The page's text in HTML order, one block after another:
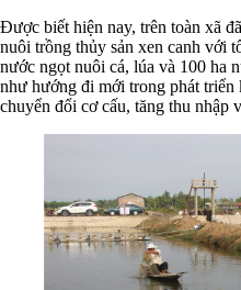
Được biết hiện nay, trên toàn xã
nuôi trồng thủy sản xen canh với
nước ngọt nuôi cá, lúa và 100 ha
như hướng đi mới trong phát triển
chuyển đổi cơ cấu, tăng thu nhập